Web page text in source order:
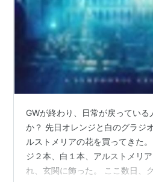
GWが終わり、日常が戻っている
か？ 先日オレンジと白のグラジ
ルストメリアの花を買ってきた
ジ２本、白１本、アルストメリ
れ、玄関に飾った。 ここ数日、